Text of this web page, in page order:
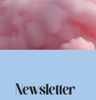
Newsletter